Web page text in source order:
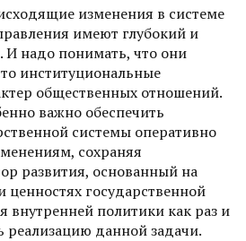
изменения в системе
имеют глубокий и
И надо понимать, что они
институциональные
общественных отношений.
важно обеспечить
системы оперативно
сохраняя
развития, основанный на
ценностях государственной
внутренней политики как раз и
реализацию данной задачи.